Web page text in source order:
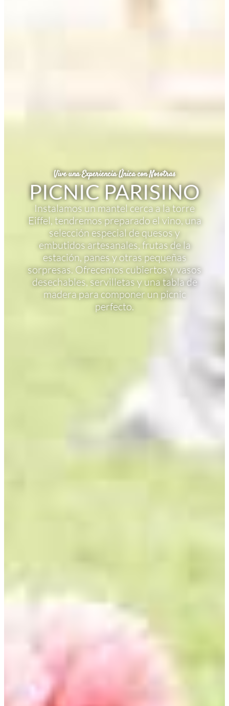
Vive una Experiencia Única con Nosotras
PICNIC PARISINO
Instalamos un mantel cerca a la torre
Eiffel, tendremos preparado el vino, una
selección especial de quesos y
embutidos artesanales, frutas de la
estación, panes y otras pequeñas
sorpresas. Ofrecemos cubiertos y vasos
desechables, servilletas y una tabla de
madera para componer un picnic
perfecto.